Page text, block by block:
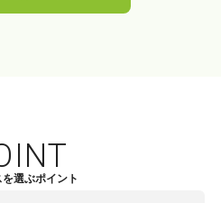
選ぶポイント